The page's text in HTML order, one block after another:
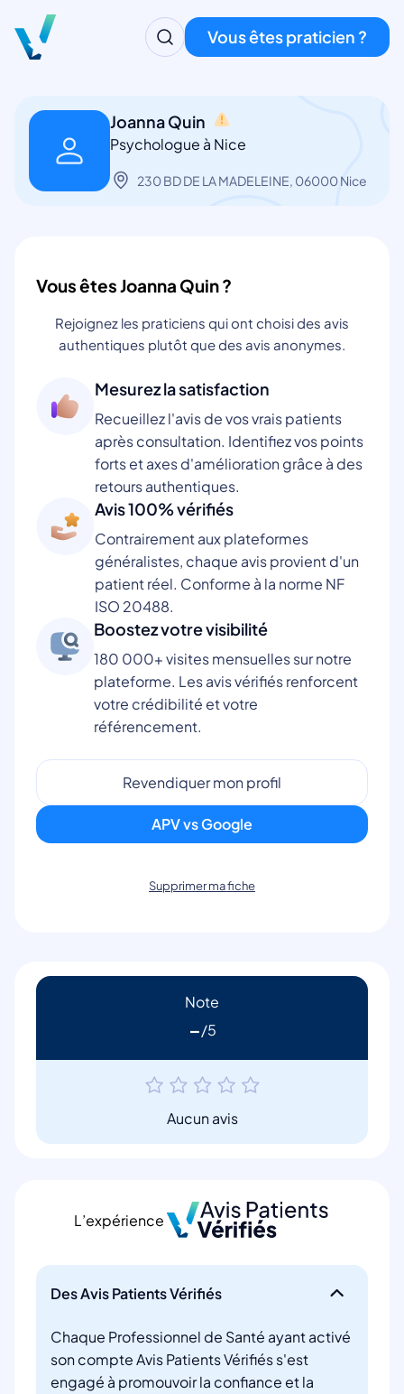
Vous êtes praticien ?
Joanna Quin
Psychologue à Nice
230 BD DE LA MADELEINE, 06000 Nice
Vous êtes Joanna Quin ?
Rejoignez les praticiens qui ont choisi des avis
authentiques plutôt que des avis anonymes.
Mesurez la satisfaction
Recueillez l'avis de vos vrais patients
après consultation. Identifiez vos points
forts et axes d'amélioration grâce à des
retours authentiques.
Avis 100% vérifiés
Contrairement aux plateformes
généralistes, chaque avis provient d'un
patient réel. Conforme à la norme NF
ISO 20488.
Boostez votre visibilité
180 000+ visites mensuelles sur notre
plateforme. Les avis vérifiés renforcent
votre crédibilité et votre
référencement.
Revendiquer mon profil
APV vs Google
Supprimer ma fiche
Note
-
Aucun avis
L’expérience
Des Avis Patients Vérifiés
Chaque Professionnel de Santé ayant activé
son compte Avis Patients Vérifiés s'est
engagé à promouvoir la confiance et la